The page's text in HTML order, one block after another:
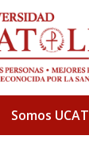
Somos UCAT